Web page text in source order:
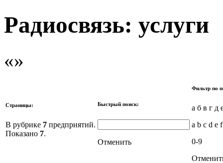
Радиосвязь: услуги
Страницы:
В рубрике 7 предприятий.
Показано 7.
Быстрый поиск:
Отменить
Фильтр по
а б в г д
a b c d e
0-9